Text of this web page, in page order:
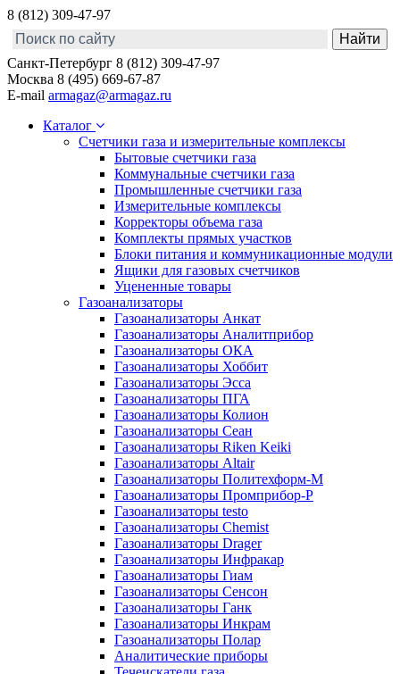
8 (812) 309-47-97
Санкт-Петербург 8 (812) 309-47-97
Москва 8 (495) 669-67-87
E-mail armagaz@armagaz.ru
Каталог
Счетчики газа и измерительные комплексы
Бытовые счетчики газа
Коммунальные счетчики газа
Промышленные счетчики газа
Измерительные комплексы
Корректоры объема газа
Комплекты прямых участков
Блоки питания и коммуникационные модули
Ящики для газовых счетчиков
Уцененные товары
Газоанализаторы
Газоанализаторы Анкат
Газоанализаторы Аналитприбор
Газоанализаторы ОКА
Газоанализаторы Хоббит
Газоанализаторы Эсса
Газоанализаторы ПГА
Газоанализаторы Колион
Газоанализаторы Сеан
Газоанализаторы Riken Keiki
Газоанализаторы Altair
Газоанализаторы Политехформ-М
Газоанализаторы Промприбор-Р
Газоанализаторы testo
Газоанализаторы Chemist
Газоанализаторы Drager
Газоанализаторы Инфракар
Газоанализаторы Гиам
Газоанализаторы Сенсон
Газоанализаторы Ганк
Газоанализаторы Инкрам
Газоанализаторы Полар
Аналитические приборы